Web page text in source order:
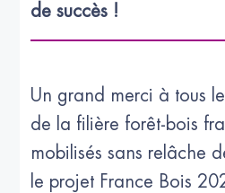
de succès !
Un grand merci à tous
de la filière forêt-bois
mobilisés sans relâche
le projet France Bois